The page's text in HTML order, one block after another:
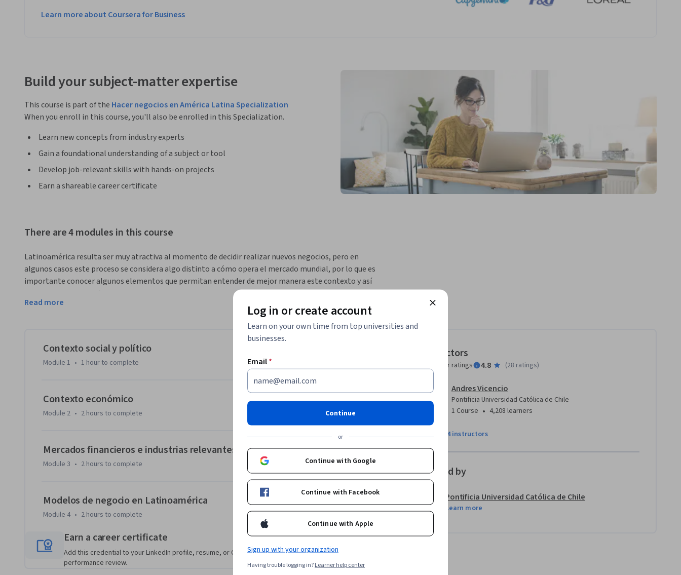
Learn more about Coursera for Business
Build your subject-matter expertise
This course is part of the Hacer negocios en América Latina Specialization
When you enroll in this course, you'll also be enrolled in this Specialization.
Learn new concepts from industry experts
Gain a foundational understanding of a subject or tool
Develop job-relevant skills with hands-on projects
Earn a shareable career certificate
There are 4 modules in this course
Latinoamérica resulta ser muy atractiva al momento de decidir realizar nuevos negocios, pero en
algunos casos este proceso se considera algo distinto a cómo opera el mercado mundial, por lo que es
importante conocer algunos elementos que permitan entender de mejor manera este contexto y así
definir estrategias más efectivas cuando se piensa comenzar un negocio en esta región.
A través de este curso, los alumnos podrán conocer el contexto social, político y económico en
Latinoamérica. Del mismo modo, los alumnos podrán acceder a una comprensión de las industrias que
más se han desarrollado y los modelos de negocios que se utilizan en Latinoamérica en comparación con
la realidad de otras economías.
La Escuela de Administración de la Pontificia Universidad Católica de Chile, ha decidido dictar este curso
en formato masivo, con el fin de llegar a mayor cantidad de interesados y ser un aporte en la formación
de personas que deseen aprender del tema y llegar también a quienes tengan interés de invertir o
evaluables, los cuales entregan retroalimentación a los alumnos para que puedan saber su estado de
avance en cuanto al aprendizaje esperado.  Se dicta en modalidad online, en formato masivo, pudiendo
llegar a distintos lugares del mundo a través de la web de Coursera.
Read more
Contexto social y político
Module 1 • 1 hour to complete
Contexto económico
Module 2 • 2 hours to complete
Mercados financieros e industrias relevantes
Module 3 • 2 hours to complete
Modelos de negocio en Latinoamérica
Module 4 • 2 hours to complete
Earn a career certificate
Add this credential to your LinkedIn profile, resume, or CV. Share it on social media and in your
performance review.
Instructors
Instructor ratings 4.8 (28 ratings)
Andres Vicencio
Pontificia Universidad Católica de Chile
1 Course • 4,208 learners
View all 4 instructors
Offered by
Pontificia Universidad Católica de Chile
Learn more
Log in or create account
Learn on your own time from top universities and
businesses.
Email*
Continue
or
Continue with Google
Continue with Facebook
Continue with Apple
Sign up with your organization
Having trouble logging in?Learner help center